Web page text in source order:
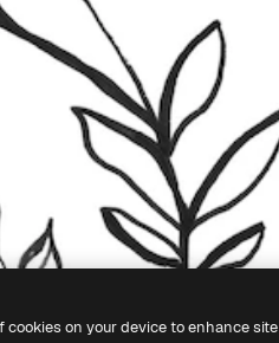
cookies on your device to enhance site